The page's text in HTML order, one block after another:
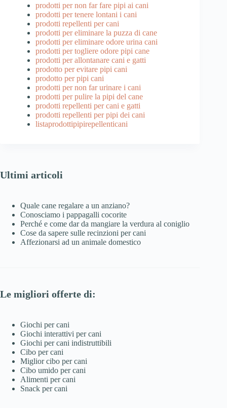
prodotti per non far fare pipi ai cani
prodotti per tenere lontani i cani
prodotti repellenti per cani
prodotti per eliminare la puzza di cane
prodotti per eliminare odore urina cani
prodotti per togliere odore pipi cane
prodotti per allontanare cani e gatti
prodotto per evitare pipi cani
prodotto per pipi cani
prodotti per non far urinare i cani
prodotti per pulire la pipi del cane
prodotti repellenti per cani e gatti
prodotti repellenti per pipi dei cani
listaprodottipipirepellenticani
Ultimi articoli
Quale cane regalare a un anziano?
Conosciamo i pappagalli cocorite
Perché e come dar da mangiare la verdura al coniglio
Cose da sapere sulle recinzioni per cani
Affezionarsi ad un animale domestico
Le migliori offerte di:
Giochi per cani
Giochi interattivi per cani
Giochi per cani indistruttibili
Cibo per cani
Miglior cibo per cani
Cibo umido per cani
Alimenti per cani
Snack per cani